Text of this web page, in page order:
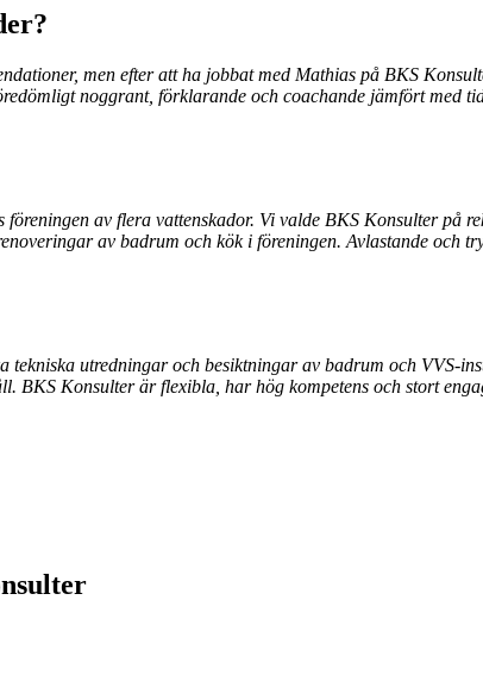
men efter att ha jobbat med Mathias på BKS
noggrant, förklarande och coachande jämfört med
föreningen av flera vattenskador. Vi valde BKS Konsulter
av badrum och kök i föreningen. Avlastande och
tekniska utredningar och besiktningar av badrum och
BKS Konsulter är flexibla, har hög kompetens och stort